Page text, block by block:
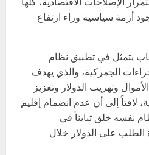
أزمة سياسية وراء ارتفاع
يتمثل في تطبيق نظام
الجمركية، والذي يهدف
وتهريب الدولار وتعزيز
لافتاً إلى أن عدم انضمام إقليم
نفسه خلق تبايناً في
الطلب على الدولار خلال